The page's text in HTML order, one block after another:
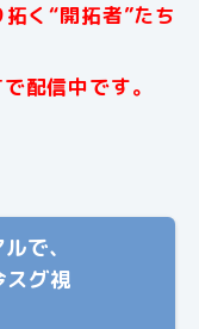
く“開拓者”たち
配信中です。
で、
スグ視